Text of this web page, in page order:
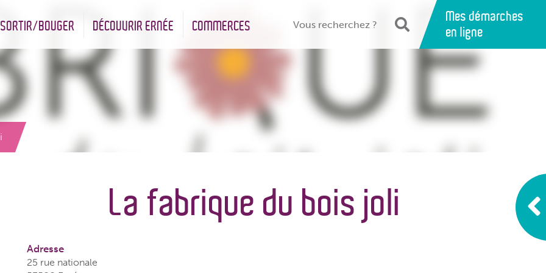
SORTIR/BOUGER DÉCOUVRIR ERNÉE COMMERCES
Mes démarches
en ligne
La fabrique du bois joli
Adresse
25 rue nationale